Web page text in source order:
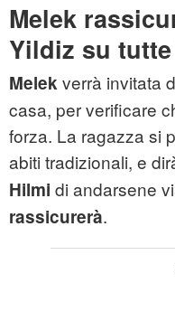
Melek
Yildiz su
Melekverrà invitata
casa, per verificare
forza. La ragazza si
abiti tradizionali, e
Hilmi di andarsene
rassicurerà.